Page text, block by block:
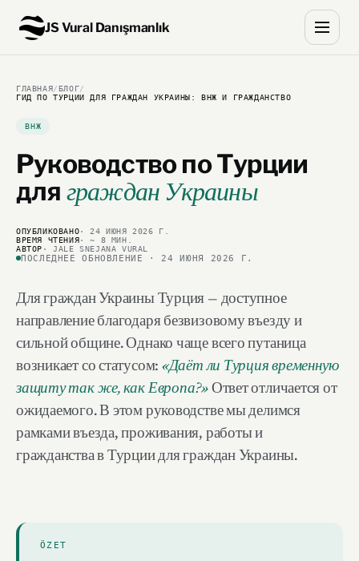
JS Vural Danışmanlık
ГЛАВНАЯ/БЛОГ/
ГИД ПО ТУРЦИИ ДЛЯ ГРАЖДАН УКРАИНЫ: ВНЖ И ГРАЖДАНСТВО
ВНЖ
Руководство по Турции
для граждан Украины
ОПУБЛИКОВАНО· 24 ИЮНЯ 2026 Г.
ВРЕМЯ ЧТЕНИЯ· ~ 8 МИН.
АВТОР · JALE SNEJANA VURAL
ПОСЛЕДНЕЕ ОБНОВЛЕНИЕ · 24 ИЮНЯ 2026 Г.
Для граждан Украины Турция — доступное
направление благодаря безвизовому въезду и
сильной общине. Однако чаще всего путаница
возникает со статусом: «Даёт ли Турция временную
защиту так же, как Европа?» Ответ отличается от
ожидаемого. В этом руководстве мы делимся
рамками въезда, проживания, работы и
гражданства в Турции для граждан Украины.
ÖZET